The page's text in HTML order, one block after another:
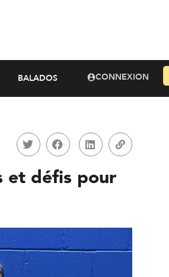
BALADOS CONNEXION
et défis pour